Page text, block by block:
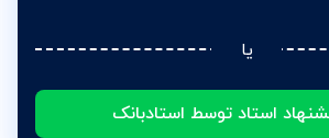
یا
استاد توسط استادبانک